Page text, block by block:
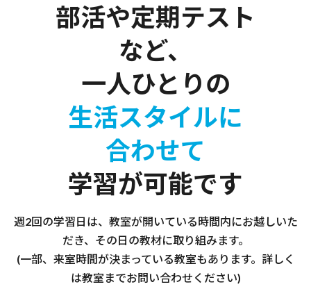
部活や定期テスト
など、
一人ひとりの
生活スタイルに
合わせて
学習が可能です
週2回の学習日は、教室が開いている時間内にお越しいた
だき、その日の教材に取り組みます。
(一部、来室時間が決まっている教室もあります。詳しく
は教室までお問い合わせください)